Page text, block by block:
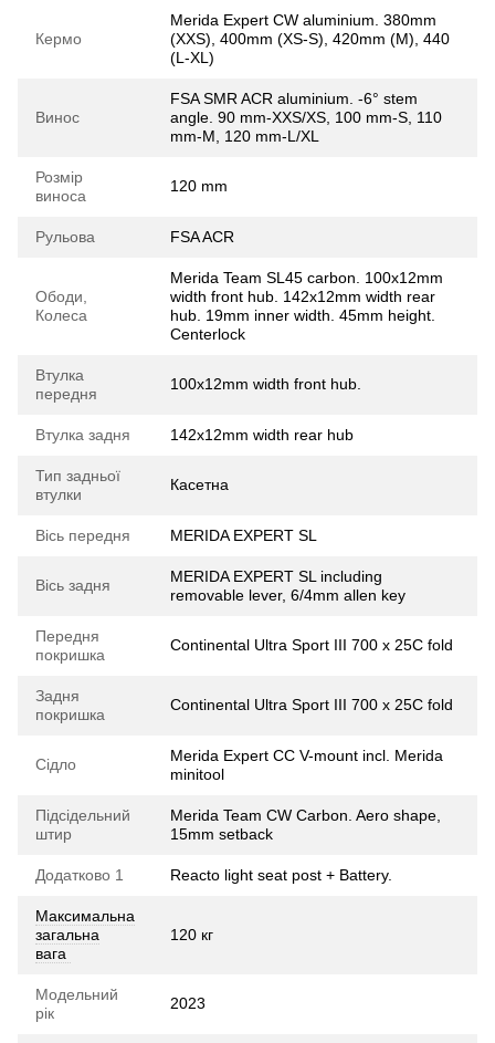
Кермо
Merida Expert CW aluminium. 380mm
(XXS), 400mm (XS-S), 420mm (M), 440
(L-XL)
Винос
FSA SMR ACR aluminium. -6° stem
angle. 90 mm-XXS/XS, 100 mm-S, 110
mm-M, 120 mm-L/XL
Розмір
виноса
120 mm
Рульова FSA ACR
Ободи,
Колеса
Merida Team SL45 carbon. 100x12mm
width front hub. 142x12mm width rear
hub. 19mm inner width. 45mm height.
Centerlock
Втулка
передня
100x12mm width front hub.
Втулка задня 142x12mm width rear hub
Тип задньої
втулки
Касетна
Вісь передня MERIDA EXPERT SL
Вісь задня
MERIDA EXPERT SL including
removable lever, 6/4mm allen key
Передня
покришка
Continental Ultra Sport III 700 x 25C fold
Задня
покришка
Continental Ultra Sport III 700 x 25C fold
Сідло
Merida Expert CC V-mount incl. Merida
minitool
Підсідельний
штир
Merida Team CW Carbon. Aero shape,
15mm setback
Додатково 1 Reacto light seat post + Battery.
Максимальна
загальна
вага
120 кг
Модельний
рік
2023